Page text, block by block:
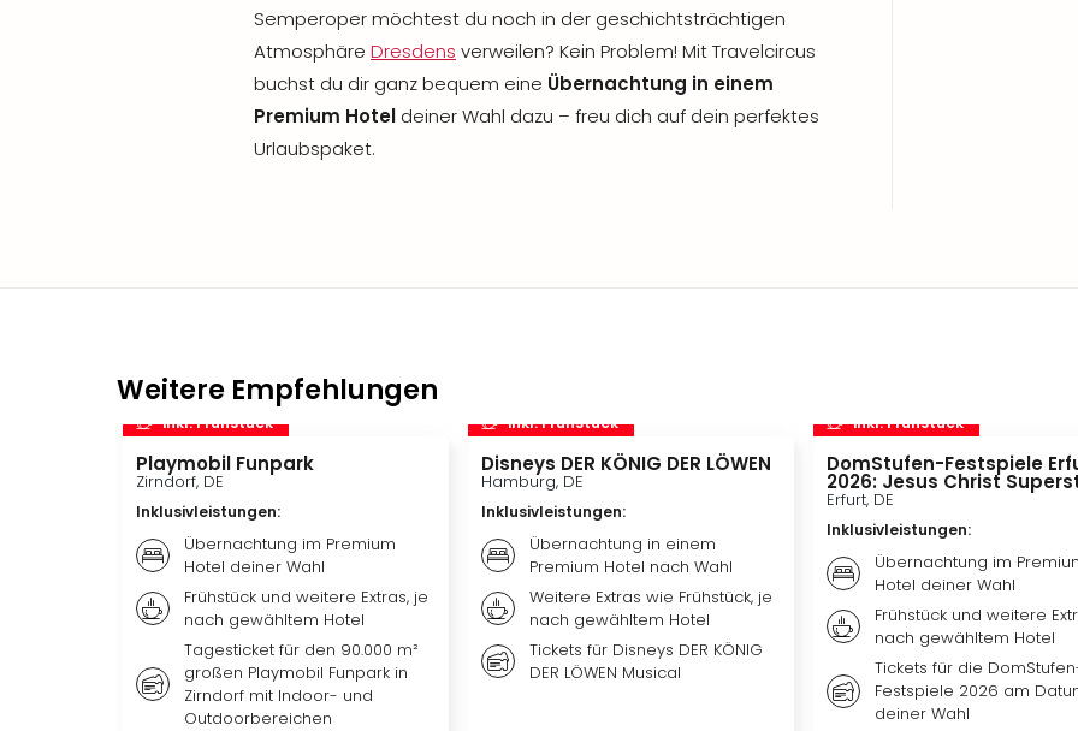
Semperoper möchtest du noch in der geschichtsträchtigen
Atmosphäre Dresdens verweilen? Kein Problem! Mit Travelcircus
buchst du dir ganz bequem eine Übernachtung in einem
Premium Hotel deiner Wahl dazu – freu dich auf dein perfektes
Urlaubspaket.
Weitere Empfehlungen
inkl. Frühstück
Playmobil Funpark
Zirndorf, DE
Inklusivleistungen:
Übernachtung im Premium
Hotel deiner Wahl
Frühstück und weitere Extras, je
nach gewähltem Hotel
Tagesticket für den 90.000 m²
großen Playmobil Funpark in
Zirndorf mit Indoor- und
Outdoorbereichen
inkl. Frühstück
Disneys DER KÖNIG DER LÖWEN
Hamburg, DE
Inklusivleistungen:
Übernachtung in einem
Premium Hotel nach Wahl
Weitere Extras wie Frühstück, je
nach gewähltem Hotel
Tickets für Disneys DER KÖNIG
DER LÖWEN Musical
inkl. Frühstück
DomStufen-Festspiele
2026: Jesus Christ
Erfurt, DE
Inklusivleistungen:
Übernachtung im
Hotel deiner Wahl
Frühstück und weitere
nach gewähltem Hotel
Tickets für die
Festspiele 2026 am
deiner Wahl